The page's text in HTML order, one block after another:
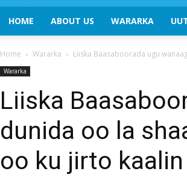
HOME ABOUT US WARARKA
Home Wararka Liiska Baasaboorada ugu
Wararka
Liiska
dunida oo la
oo ku jirto